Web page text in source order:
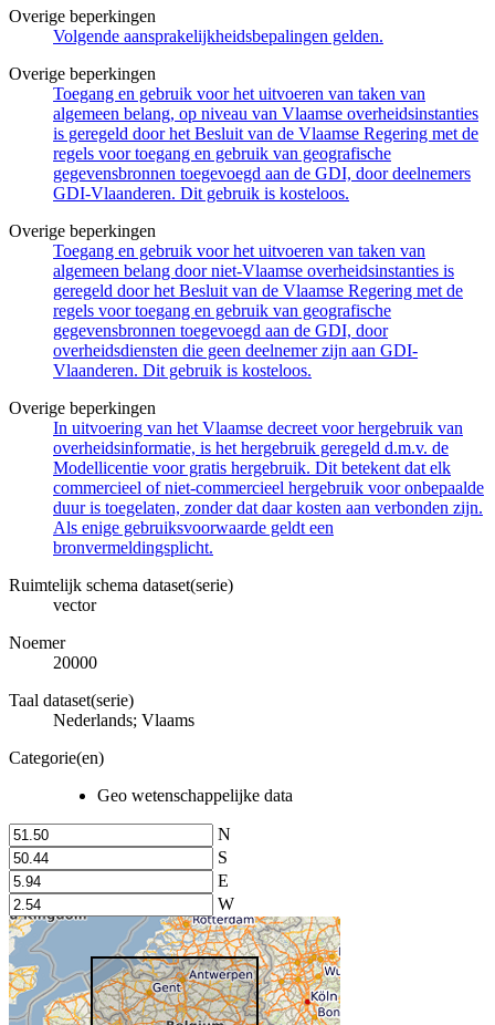
Overige beperkingen
Volgende aansprakelijkheidsbepalingen gelden.
Overige beperkingen
Toegang en gebruik voor het uitvoeren van taken van
algemeen belang, op niveau van Vlaamse overheidsinstanties
is geregeld door het Besluit van de Vlaamse Regering met de
regels voor toegang en gebruik van geografische
gegevensbronnen toegevoegd aan de GDI, door deelnemers
GDI-Vlaanderen. Dit gebruik is kosteloos.
Overige beperkingen
Toegang en gebruik voor het uitvoeren van taken van
algemeen belang door niet-Vlaamse overheidsinstanties is
geregeld door het Besluit van de Vlaamse Regering met de
regels voor toegang en gebruik van geografische
gegevensbronnen toegevoegd aan de GDI, door
overheidsdiensten die geen deelnemer zijn aan GDI-
Vlaanderen. Dit gebruik is kosteloos.
Overige beperkingen
In uitvoering van het Vlaamse decreet voor hergebruik van
overheidsinformatie, is het hergebruik geregeld d.m.v. de
Modellicentie voor gratis hergebruik. Dit betekent dat elk
commercieel of niet-commercieel hergebruik voor onbepaalde
duur is toegelaten, zonder dat daar kosten aan verbonden zijn.
Als enige gebruiksvoorwaarde geldt een
bronvermeldingsplicht.
Ruimtelijk schema dataset(serie)
vector
Noemer
20000
Taal dataset(serie)
Nederlands; Vlaams
Categorie(en)
Geo wetenschappelijke data
N
S
E
W